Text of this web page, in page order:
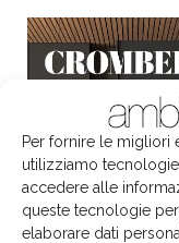
Per fornire le migliori
utilizziamo
accedere alle
queste tecnologie
elaborare dati